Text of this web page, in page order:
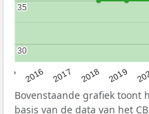
2016 2017 2018 2019
30
30
35
35
Bovenstaande grafiek toont
basis van de data van het